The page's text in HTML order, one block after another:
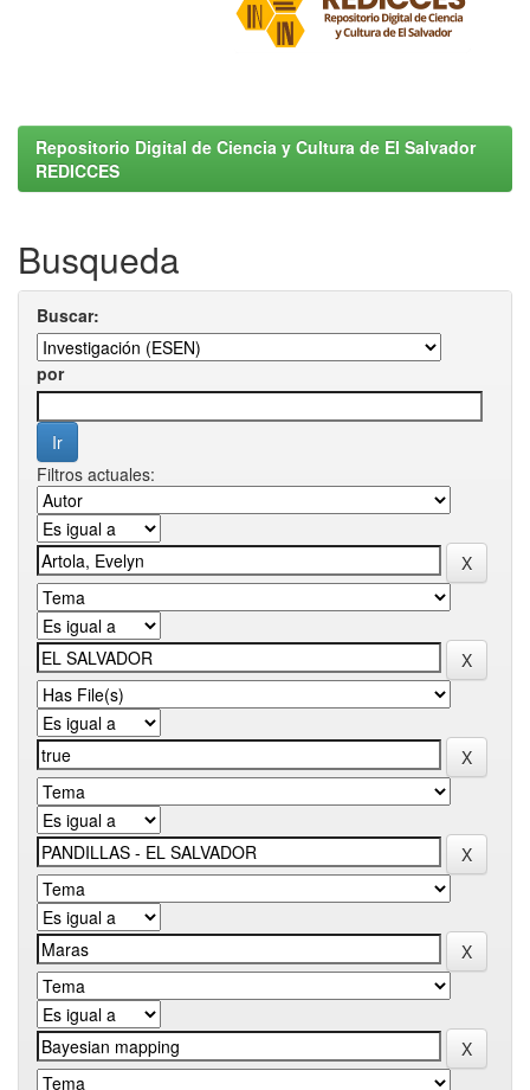
Repositorio Digital de Ciencia y Cultura de El Salvador
REDICCES
Busqueda
Buscar:
por
Filtros actuales: